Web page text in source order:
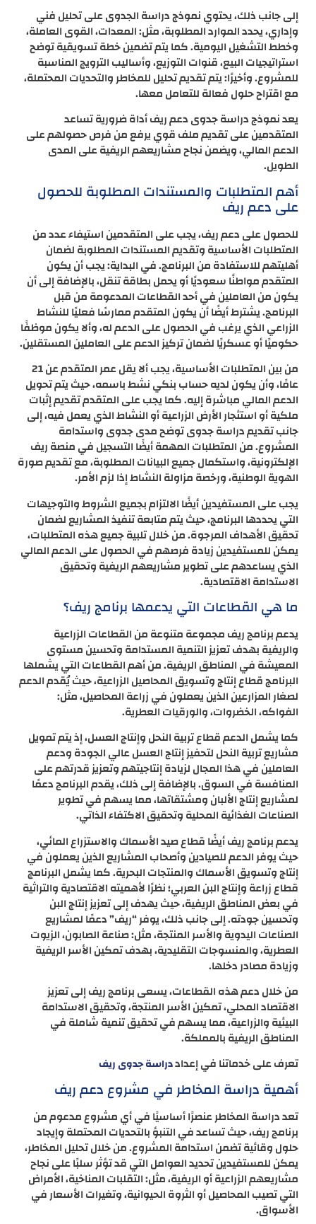
إلى جانب ذلك، يحتوي نموذج دراسة الجدوى على تحليل فني
وإداري، يحدد الموارد المطلوبة، مثل: المعدات، القوى العاملة،
وخطط التشغيل اليومية. كما يتم تضمين خطة تسويقية توضح
استراتيجيات البيع، قنوات التوزيع، وأساليب الترويج المناسبة
للمشروع. وأخيرًا: يتم تقديم تحليل للمخاطر والتحديات المحتملة،
مع اقتراح حلول فعالة للتعامل معها.
يعد نموذج دراسة جدوى دعم ريف أداة ضرورية تساعد
المتقدمين على تقديم ملف قوي يرفع من فرص حصولهم على
الدعم المالي، ويضمن نجاح مشاريعهم الريفية على المدى
الطويل.
أهم المتطلبات والمستندات المطلوبة للحصول
على دعم ريف
للحصول على دعم ريف، يجب على المتقدمين استيفاء عدد من
المتطلبات الأساسية وتقديم المستندات المطلوبة لضمان
أهليتهم للاستفادة من البرنامج. في البداية: يجب أن يكون
المتقدم مواطنًا سعوديًا أو يحمل بطاقة تنقل، بالإضافة إلى أن
يكون من العاملين في أحد القطاعات المدعومة من قبل
البرنامج. يشترط أيضًا أن يكون المتقدم ممارسًا فعليًا للنشاط
الزراعي الذي يرغب في الحصول على الدعم له، وألا يكون موظفًا
حكوميًا أو عسكريًا لضمان تركيز الدعم على العاملين المستقلين.
من بين المتطلبات الأساسية، يجب ألا يقل عمر المتقدم عن 21
عامًا، وأن يكون لديه حساب بنكي نشط باسمه، حيث يتم تحويل
الدعم المالي مباشرة إليه. كما يجب على المتقدم تقديم إثبات
ملكية أو استئجار الأرض الزراعية أو النشاط الذي يعمل فيه، إلى
جانب تقديم دراسة جدوى توضح مدى جدوى واستدامة
المشروع. من المتطلبات المهمة أيضًا التسجيل في منصة ريف
الإلكترونية، واستكمال جميع البيانات المطلوبة، مع تقديم صورة
الهوية الوطنية، ورخصة مزاولة النشاط إذا لزم الأمر.
يجب على المستفيدين أيضًا الالتزام بجميع الشروط والتوجيهات
التي يحددها البرنامج، حيث يتم متابعة تنفيذ المشاريع لضمان
تحقيق الأهداف المرجوة. من خلال تلبية جميع هذه المتطلبات،
يمكن للمستفيدين زيادة فرصهم في الحصول على الدعم المالي
الذي يساعدهم على تطوير مشاريعهم الريفية وتحقيق
الاستدامة الاقتصادية.
ما هي القطاعات التي يدعمها برنامج ريف؟
يدعم برنامج ريف مجموعة متنوعة من القطاعات الزراعية
والريفية بهدف تعزيز التنمية المستدامة وتحسين مستوى
المعيشة في المناطق الريفية. من أهم القطاعات التي يشملها
البرنامج قطاع إنتاج وتسويق المحاصيل الزراعية، حيث يُقدم الدعم
لصغار المزارعين الذين يعملون في زراعة المحاصيل، مثل:
الفواكه، الخضروات، والورقيات العطرية.
كما يشمل الدعم قطاع تربية النحل وإنتاج العسل، إذ يتم تمويل
مشاريع تربية النحل لتحفيز إنتاج العسل عالي الجودة ودعم
العاملين في هذا المجال لزيادة إنتاجيتهم وتعزيز قدرتهم على
المنافسة في السوق. بالإضافة إلى ذلك، يقدم البرنامج دعمًا
لمشاريع إنتاج الألبان ومشتقاتها، مما يسهم في تطوير
الصناعات الغذائية المحلية وتحقيق الاكتفاء الذاتي.
يدعم برنامج ريف أيضًا قطاع صيد الأسماك والاستزراع المائي،
حيث يوفر الدعم للصيادين وأصحاب المشاريع الذين يعملون في
إنتاج وتسويق الأسماك والمنتجات البحرية. كما يشمل البرنامج
قطاع زراعة وإنتاج البن العربي؛ نظرًا لأهميته الاقتصادية والتراثية
في بعض المناطق الريفية، حيث يهدف إلى تعزيز إنتاج البن
وتحسين جودته. إلى جانب ذلك، يوفر “ريف” دعمًا لمشاريع
الصناعات اليدوية والأسر المنتجة، مثل: صناعة الصابون، الزيوت
العطرية، والمنسوجات التقليدية، بهدف تمكين الأسر الريفية
وزيادة مصادر دخلها.
من خلال دعم هذه القطاعات، يسعى برنامج ريف إلى تعزيز
الاقتصاد المحلي، تمكين الأسر المنتجة، وتحقيق الاستدامة
البيئية والزراعية، مما يسهم في تحقيق تنمية شاملة في
المناطق الريفية بالمملكة.
تعرف على خدماتنا في إعداددراسة جدوى ريف
أهمية دراسة المخاطر في مشروع دعم ريف
تعد دراسة المخاطر عنصرًا أساسيًا في أي مشروع مدعوم من
برنامج ريف، حيث تساعد في التنبؤ بالتحديات المحتملة وإيجاد
حلول وقائية تضمن استدامة المشروع. من خلال تحليل المخاطر،
يمكن للمستفيدين تحديد العوامل التي قد تؤثر سلبًا على نجاح
مشاريعهم الزراعية أو الريفية، مثل: التقلبات المناخية، الأمراض
التي تصيب المحاصيل أو الثروة الحيوانية، وتغيرات الأسعار في
الأسواق.